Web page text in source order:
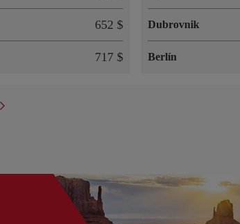
652 $
717 $
Dubrovnik
Berlín